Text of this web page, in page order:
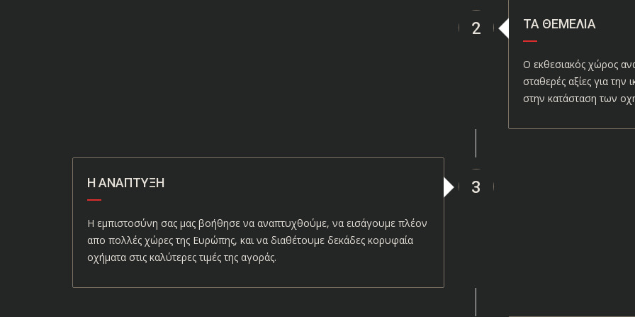
2 ΤΑ ΘΕΜΈΛΙΑ
Ο εκθεσιακός χώρος
σταθερές αξίες για
στην κατάσταση των
3
Η ΑΝΆΠΤΥΞΗ
Η εμπιστοσύνη σας μας βοήθησε να αναπτυχθούμε, να εισάγουμε πλέον
απο πολλές χώρες της Ευρώπης, και να διαθέτουμε δεκάδες κορυφαία
οχήματα στις καλύτερες τιμές της αγοράς.